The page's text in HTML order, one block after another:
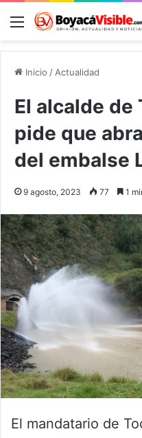
Menú
Inicio / Actualidad
El alcalde de
pide que
del embalse
9 agosto, 2023 77 1
El mandatario de